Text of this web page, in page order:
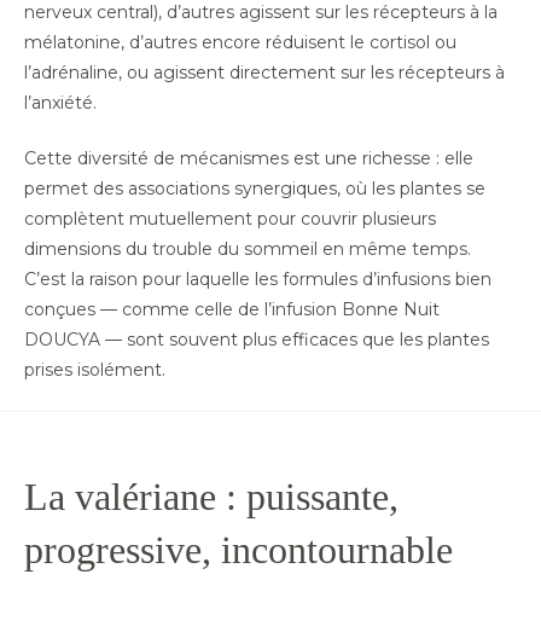
nerveux central), d’autres agissent sur les récepteurs à la
mélatonine, d’autres encore réduisent le cortisol ou
l’adrénaline, ou agissent directement sur les récepteurs à
l’anxiété.
Cette diversité de mécanismes est une richesse : elle
permet des associations synergiques, où les plantes se
complètent mutuellement pour couvrir plusieurs
dimensions du trouble du sommeil en même temps.
C’est la raison pour laquelle les formules d’infusions bien
conçues — comme celle de l’infusion Bonne Nuit
DOUCYA — sont souvent plus efficaces que les plantes
prises isolément.
La valériane : puissante,
progressive, incontournable